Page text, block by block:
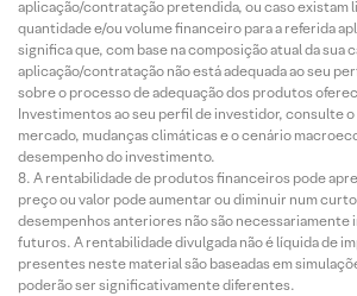
aplicação/contratação pretendida, ou caso existam
quantidade e/ou volume financeiro para a referida
significa que, com base na composição atual da sua
aplicação/contratação não está adequada ao seu
sobre o processo de adequação dos produtos
Investimentos ao seu perfil de investidor, consulte o
mercado, mudanças climáticas e o cenário
desempenho do investimento.
A rentabilidade de produtos financeiros pode
preço ou valor pode aumentar ou diminuir num
desempenhos anteriores não são
futuros. A rentabilidade divulgada não é líquida de
presentes neste material são baseadas em
poderão ser significativamente diferentes.